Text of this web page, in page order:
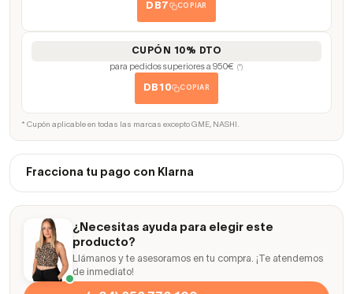
DB7 COPIAR
CUPÓN 10% DTO
para pedidos superiores a 950€ (*)
DB10 COPIAR
* Cupón aplicable en todas las marcas excepto GME, NASHI.
Fracciona tu pago con Klarna
¿Necesitas ayuda para elegir este
producto?
Llámanos y te asesoramos en tu compra. ¡Te atendemos
de inmediato!